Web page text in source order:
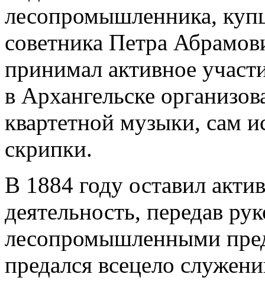
лесопромышленника,
советника Петра
принимал активное
в Архангельске
квартетной музыки, сам
скрипки.
В 1884 году оставил
деятельность, передав
лесопромышленными
предался всецело